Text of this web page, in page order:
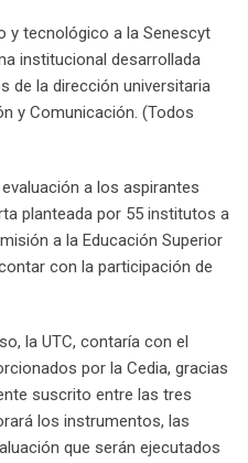
y tecnológico a la Senescyt
institucional desarrollada
de la dirección universitaria
y Comunicación. (Todos
a los aspirantes
planteada por 55 institutos a
a la Educación Superior
con la participación de
la UTC, contaría con el
por la Cedia, gracias
suscrito entre las tres
los instrumentos, las
que serán ejecutados